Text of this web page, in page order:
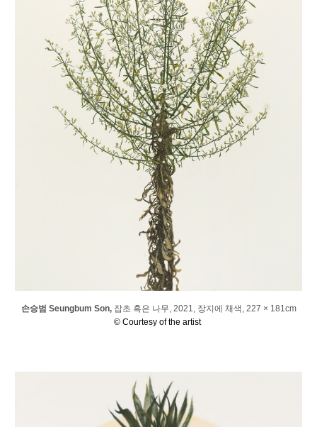
손승범 Seungbum Son,잡초 혹은 나무, 2021, 장지에 채색, 227 × 181cm
© Courtesy of the artist